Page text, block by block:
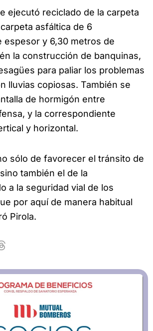
ejecutó reciclado de la carpeta
asfáltica de 6
espesor y 6,30 metros de
la construcción de banquinas,
para paliar los problemas
lluvias copiosas. También se
de hormigón entre
y la correspondiente
y horizontal.
sólo de favorecer el tránsito de
también el de la
a la seguridad vial de los
por aquí de manera habitual
Pirola.